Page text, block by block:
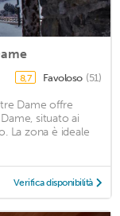
8,7 Favoloso (51)
Dame offre
situato ai
La zona è ideale
Verifica disponibilità